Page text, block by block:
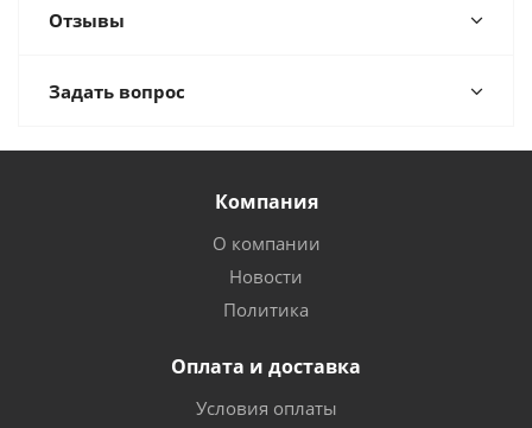
Отзывы
Задать вопрос
Компания
О компании
Новости
Политика
Оплата и доставка
Условия оплаты